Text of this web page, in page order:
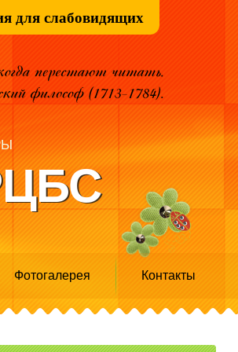
для слабовидящих
Фотогалерея Контакты